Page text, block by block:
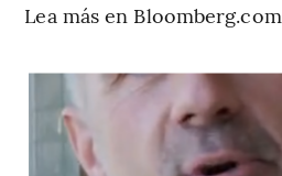
Lea más en Bloomberg.com